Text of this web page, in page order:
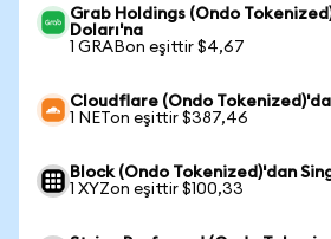
Grab Holdings (Ondo
Doları'na
1 GRABon eşittir $4,67
Cloudflare (Ondo
1 NETon eşittir $387,46
Block (Ondo Tokenized)'dan
1 XYZon eşittir $100,33